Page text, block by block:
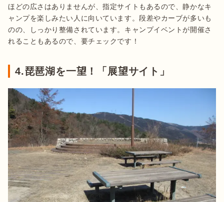
ほどの広さはありませんが、指定サイトもあるので、静かなキ
ャンプを楽しみたい人に向いています。段差やカーブが多いも
のの、しっかり整備されています。キャンプイベントが開催さ
れることもあるので、要チェックです！
4.琵琶湖を一望！「展望サイト」